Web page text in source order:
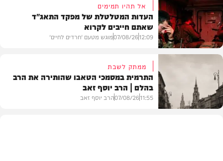
וידאו
דעות
אל תהיו תמימים
העדות המטלטלת של מפקד התאג"ד
שאתם חייבים לקרוא
12:09
07/08/26מוגש מטעם 'חרדים לחיים'
ממתק לשבת
התרמית במסמכי הטאבו שהותירה את הרב
בהלם | הרב יוסף זאב
11:55
07/08/26הרב יוסף זאב